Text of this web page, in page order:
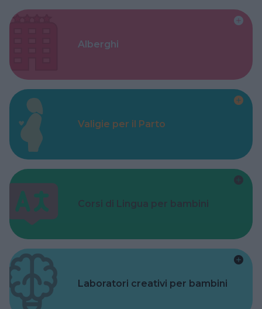
Alberghi
Valigie per il Parto
Corsi di Lingua per bambini
Laboratori creativi per bambini